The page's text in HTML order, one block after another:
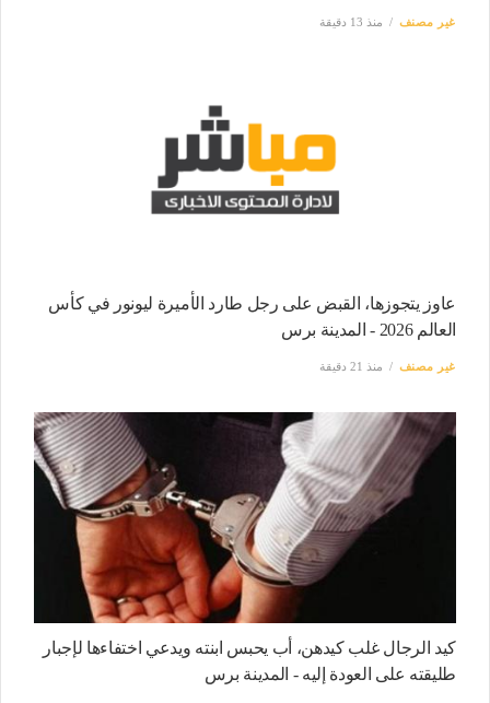
غير مصنف منذ 13 دقيقة
عاوز يتجوزها، القبض على رجل طارد الأميرة ليونور في كأس
العالم 2026 - المدينة برس
غير مصنف منذ 21 دقيقة
كيد الرجال غلب كيدهن، أب يحبس ابنته ويدعي اختفاءها لإجبار
طليقته على العودة إليه - المدينة برس